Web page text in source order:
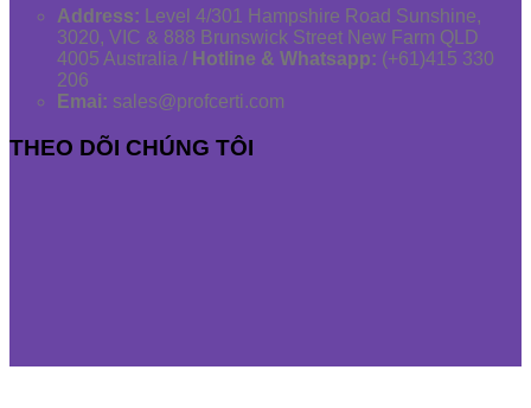
Address: Level 4/301 Hampshire Road Sunshine,
3020, VIC & 888 Brunswick Street New Farm QLD
4005 Australia / Hotline & Whatsapp: (+61)415 330
206
Emai: sales@profcerti.com
THEO DÕI CHÚNG TÔI